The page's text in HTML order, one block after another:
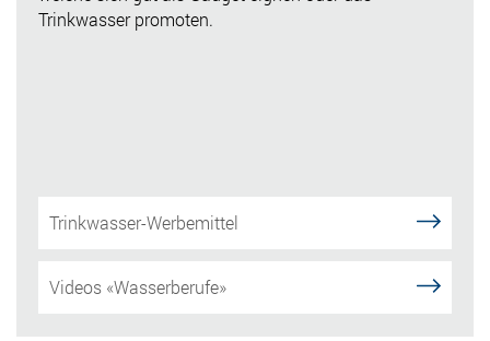
Trinkwasser promoten.
Trinkwasser-Werbemittel
Videos «Wasserberufe»